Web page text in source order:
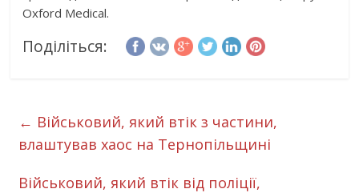
Oxford Medical.
Поділіться:
← Військовий, який втік з частини,
влаштував хаос на Тернопільщині
Військовий, який втік від поліції,